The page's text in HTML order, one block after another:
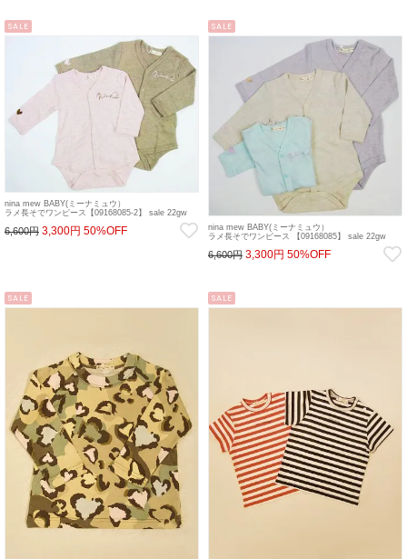
SALE
nina mew BABY(ミーナミュウ）
ラメ長そでワンピース【09168085-2】 sale 22gw
6,600円 3,300円 50%OFF
SALE
nina mew BABY(ミーナミュウ）
ラメ長そでワンピース 【09168085】 sale 22gw
6,600円 3,300円 50%OFF
SALE SALE